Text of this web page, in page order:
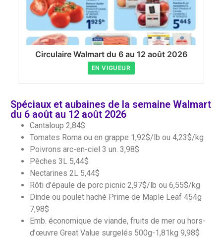
Circulaire Walmart du 6 au 12 août 2026
EN VIGUEUR
Spéciaux et aubaines de la semaine Walmart
du 6 août au 12 août 2026
Cantaloup 2,84$
Tomates Roma ou en grappe 1,92$/lb ou 4,23$/kg
Poivrons arc-en-ciel 3 un. 3,98$
Pêches 3L 5,44$
Nectarines 2L 5,44$
Rôti d’épaule de porc picnic 2,97$/lb ou 6,55$/kg
Dinde ou poulet haché Prime de Maple Leaf 454g
7,98$
Emb. économique de viande, fruits de mer ou hors-
d’œuvre Great Value surgelés 500g-1,81kg 9,98$